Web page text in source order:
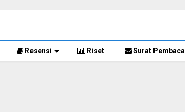
Resensi Riset Surat Pembaca